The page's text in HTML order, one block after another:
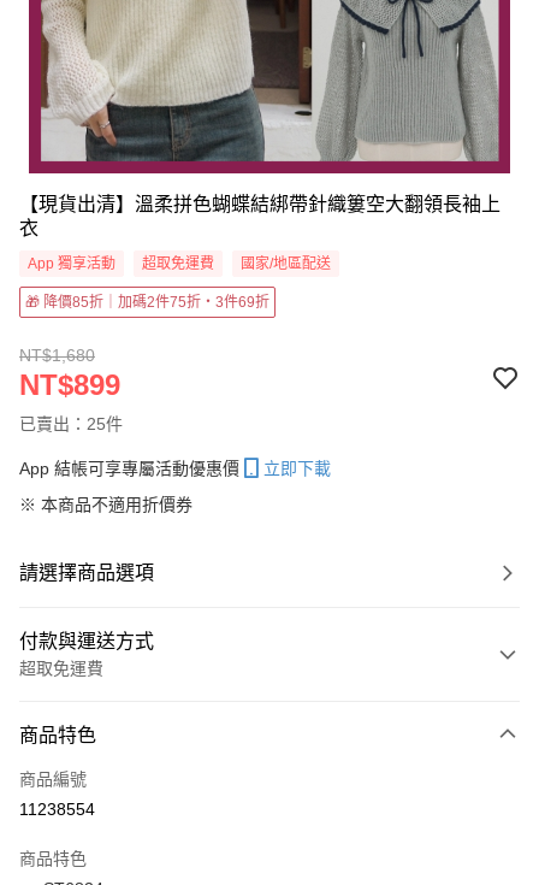
【現貨出清】溫柔拼色蝴蝶結綁帶針織簍空大翻領長袖上
衣
App 獨享活動 超取免運費 國家/地區配送
🎁 降價85折｜加碼2件75折・3件69折
NT$1,680
NT$899
已賣出：25件
App 結帳可享專屬活動優惠價
立即下載
※ 本商品不適用折價券
請選擇商品選項
付款與運送方式
超取免運費
信用卡一次付款
超商取貨付款
商品特色
商品編號
11238554
商品特色